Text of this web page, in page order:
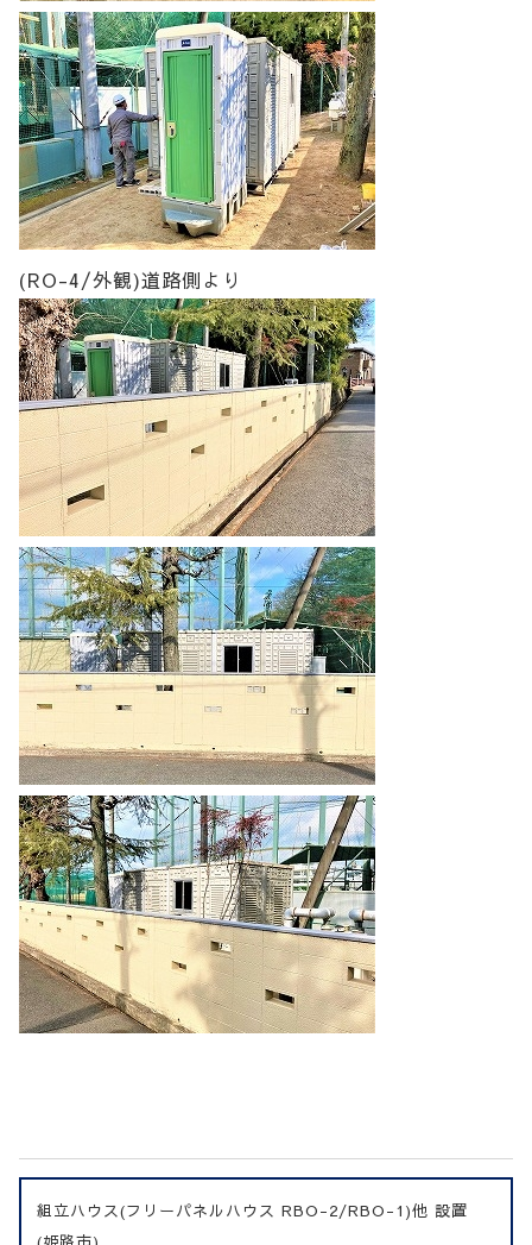
(RO-4/外観)道路側より
組立ハウス(フリーパネルハウス RBO-2/RBO-1)他 設置